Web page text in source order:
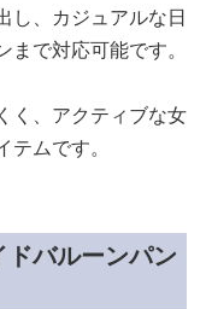
し、カジュアルな日
で対応可能です。
く、アクティブな女
ムです。
バルーンパン